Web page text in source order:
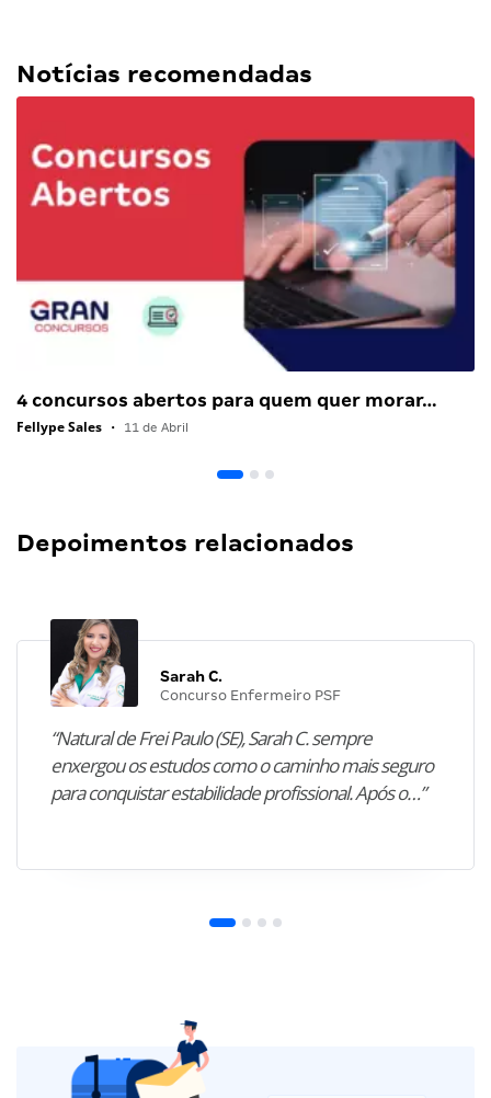
Notícias recomendadas
4 concursos abertos para quem quer morar…
Fellype Sales • 11 de Abril
Depoimentos relacionados
Sarah C.
Concurso Enfermeiro PSF
“Natural de Frei Paulo (SE), Sarah C. sempre
enxergou os estudos como o caminho mais seguro
para conquistar estabilidade profissional. Após o…”